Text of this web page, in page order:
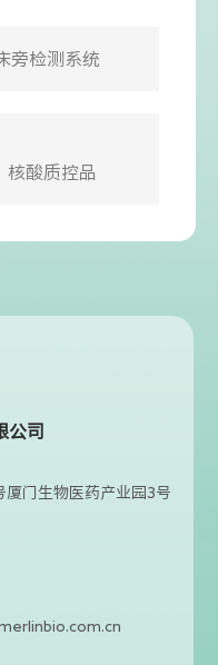
旁检测系统
核酸质控品
公司
门生物医药产业园3号